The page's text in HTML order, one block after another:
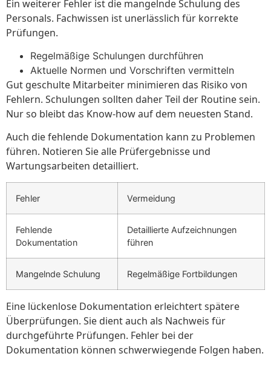
Ein weiterer Fehler ist die mangelnde Schulung des
Personals. Fachwissen ist unerlässlich für korrekte
Prüfungen.
Regelmäßige Schulungen durchführen
Aktuelle Normen und Vorschriften vermitteln
Gut geschulte Mitarbeiter minimieren das Risiko von
Fehlern. Schulungen sollten daher Teil der Routine sein.
Nur so bleibt das Know-how auf dem neuesten Stand.
Auch die fehlende Dokumentation kann zu Problemen
führen. Notieren Sie alle Prüfergebnisse und
Wartungsarbeiten detailliert.
Fehler Vermeidung
Fehlende
Dokumentation
Detaillierte Aufzeichnungen
führen
Mangelnde Schulung Regelmäßige Fortbildungen
Eine lückenlose Dokumentation erleichtert spätere
Überprüfungen. Sie dient auch als Nachweis für
durchgeführte Prüfungen. Fehler bei der
Dokumentation können schwerwiegende Folgen haben.